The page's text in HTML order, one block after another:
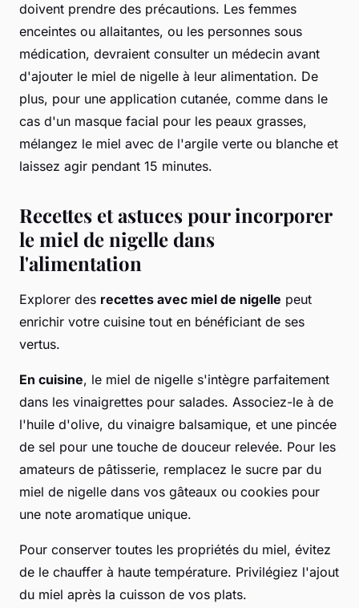
doivent prendre des précautions. Les femmes
enceintes ou allaitantes, ou les personnes sous
médication, devraient consulter un médecin avant
d'ajouter le miel de nigelle à leur alimentation. De
plus, pour une application cutanée, comme dans le
cas d'un masque facial pour les peaux grasses,
mélangez le miel avec de l'argile verte ou blanche et
laissez agir pendant 15 minutes.
Recettes et astuces pour incorporer
le miel de nigelle dans
l'alimentation
Explorer des recettes avec miel de nigelle peut
enrichir votre cuisine tout en bénéficiant de ses
vertus.
En cuisine, le miel de nigelle s'intègre parfaitement
dans les vinaigrettes pour salades. Associez-le à de
l'huile d'olive, du vinaigre balsamique, et une pincée
de sel pour une touche de douceur relevée. Pour les
amateurs de pâtisserie, remplacez le sucre par du
miel de nigelle dans vos gâteaux ou cookies pour
une note aromatique unique.
Pour conserver toutes les propriétés du miel, évitez
de le chauffer à haute température. Privilégiez l'ajout
du miel après la cuisson de vos plats.